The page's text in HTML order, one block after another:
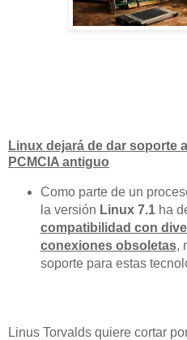
Linux dejará de dar soporte
PCMCIA antiguo
Como parte de un
la versión Linux 7.1ha
compatibilidad con
conexiones obsoletas,
soporte para estas
Linus Torvalds quiere cortar